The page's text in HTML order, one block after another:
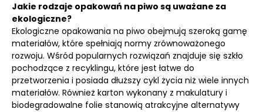
Jakie rodzaje opakowań na piwo są uważane za
ekologiczne?
Ekologiczne opakowania na piwo obejmują szeroką gamę
materiałów, które spełniają normy zrównoważonego
rozwoju. Wśród popularnych rozwiązań znajduje się szkło
pochodzące z recyklingu, które jest łatwe do
przetworzenia i posiada dłuższy cykl życia niż wiele innych
materiałów. Również karton wykonany z makulatury i
biodegradowalne folie stanowią atrakcyjne alternatywy